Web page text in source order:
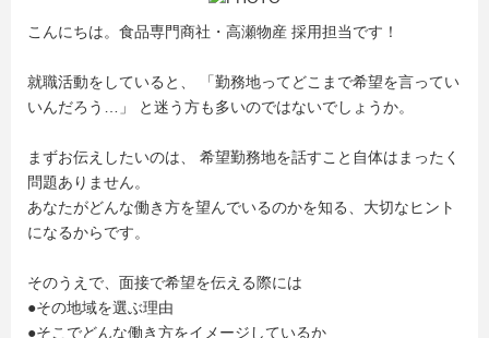
こんにちは。食品専門商社・高瀬物産 採用担当です！
就職活動をしていると、 「勤務地ってどこまで希望を言ってい
いんだろう…」 と迷う方も多いのではないでしょうか。
まずお伝えしたいのは、 希望勤務地を話すこと自体はまったく
問題ありません。
あなたがどんな働き方を望んでいるのかを知る、大切なヒント
になるからです。
そのうえで、面接で希望を伝える際には
●その地域を選ぶ理由
●そこでどんな働き方をイメージしているか